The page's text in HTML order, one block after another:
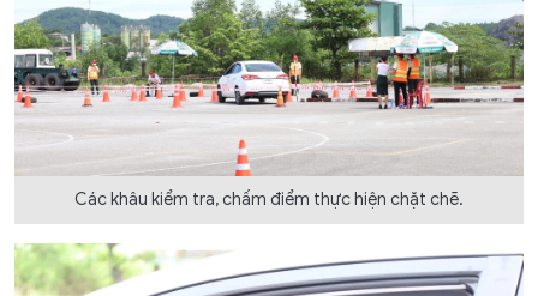
Các khâu kiểm tra, chấm điểm thực hiện chặt chẽ.